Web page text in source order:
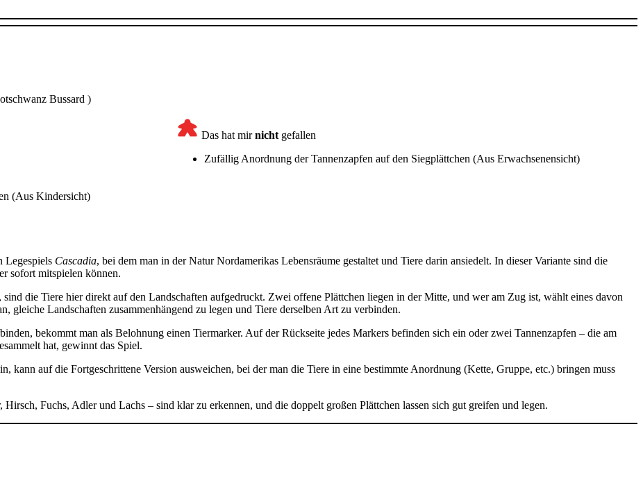
Bussard )
(Aus Kindersicht)
Das hat mirnicht gefallen
Zufällig Anordnung der Tannenzapfen auf den Siegplättchen (Aus Erwachsenensicht)
Legespiels Cascadia, bei dem man in der Natur Nordamerikas Lebensräume gestaltet und Tiere darin ansiedelt. In dieser Variante sind die
sofort mitspielen können.
die Tiere hier direkt auf den Landschaften aufgedruckt. Zwei offene Plättchen liegen in der Mitte, und wer am Zug ist, wählt eines davon
gleiche Landschaften zusammenhängend zu legen und Tiere derselben Art zu verbinden.
bekommt man als Belohnung einen Tiermarker. Auf der Rückseite jedes Markers befinden sich ein oder zwei Tannenzapfen – die am
hat, gewinnt das Spiel.
kann auf die Fortgeschrittene Version ausweichen, bei der man die Tiere in eine bestimmte Anordnung (Kette, Gruppe, etc.) bringen muss
Fuchs, Adler und Lachs – sind klar zu erkennen, und die doppelt großen Plättchen lassen sich gut greifen und legen.